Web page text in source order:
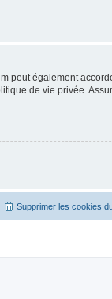
peut également
de vie privée.
Supprimer les cookies